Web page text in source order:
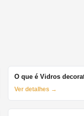
O que é Vidros
Ver detalhes →